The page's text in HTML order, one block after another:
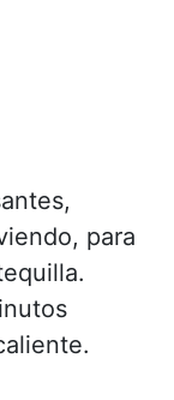
para